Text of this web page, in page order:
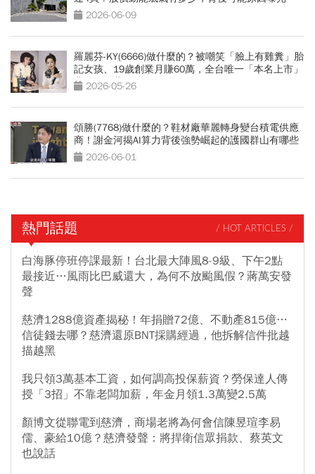
2026-06-09
羅麗芬-KY(6666)做什麼的？被嘲笑「臉上有雞糞」胎
記女孩、19歲創業月賺60萬，全台唯一「本名上市」
背後有洋蔥
2026-05-26
頌勝(7768)做什麼的？鞋材廠華麗轉身變台積電供應
商！謝金河揭AI算力背後強勢崛起的護國群山有哪些
2026-06-01
熱門話題 / HOT ARTICLES /
白海豚停班停課最新！台北最大陣風8-9級、下午2點
最接近…風雨比巴威還大，為何不放颱風假？蔣萬安發
聲
慈濟1288億資產揭秘！年捐贈72億、不動產815億…
信徒錢去哪？慈濟還原BNT採購經過，他拆解信件批越
描越黑
我只領3萬基本工資，如何調高投保薪資？勞保達人傳
授「3招」不靠老闆加薪，年金月領1.3萬變2.5萬
顏博文從聯電到慈濟，商場老將為何會信陳昱瑄李易
儒、豪給10億？慈濟發聲：將捍衛信眾捐款、蔡英文
也說話